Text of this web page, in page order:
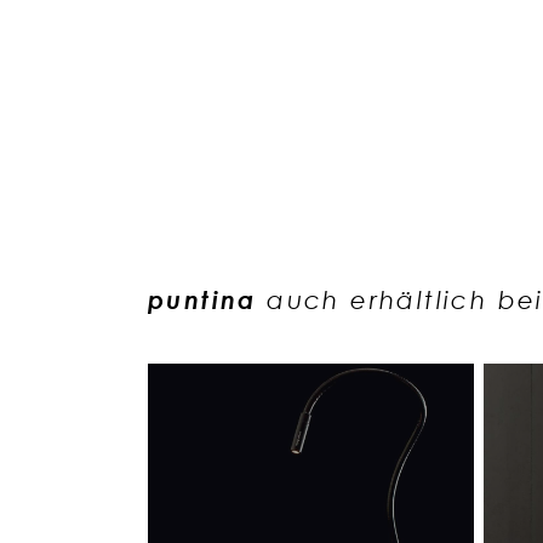
puntinaauch erhältlich bei